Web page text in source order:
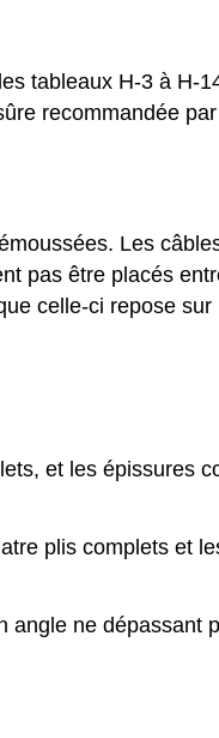
tableaux H-3 à H-
recommandée
Les
pas être placés
celle-ci repose sur
et les épissures
plis complets et
ne dépassant